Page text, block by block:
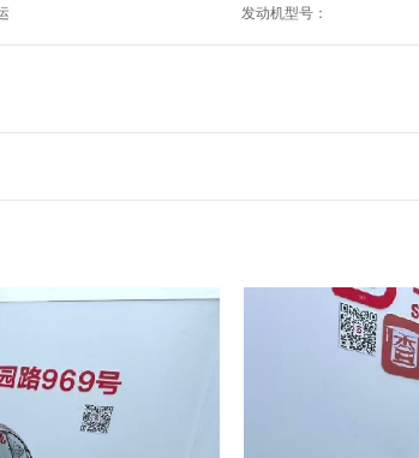
发动机型号：